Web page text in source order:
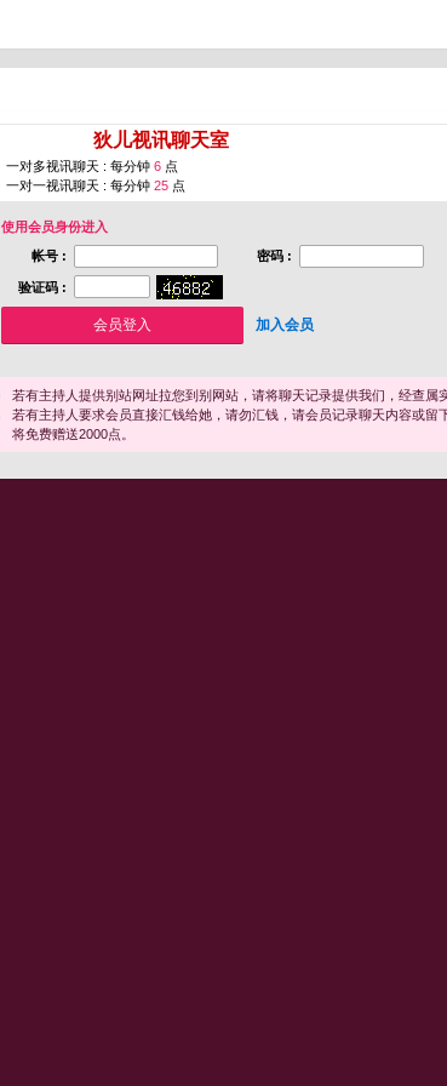
狄儿视讯聊天室
一对多视讯聊天 : 每分钟 6 点
一对一视讯聊天 : 每分钟 25 点
使用会员身份进入
帐号 :
密码 :
验证码 :
加入会员
若有主持人提供别站网址拉您到别网站，请将聊天记录提供我们，经查属
若有主持人要求会员直接汇钱给她，请勿汇钱，请会员记录聊天内容或
将免费赠送2000点。